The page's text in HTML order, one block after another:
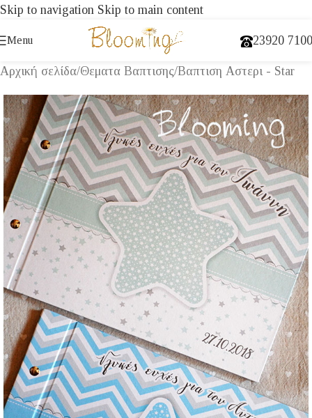
Skip to navigation Skip to main content
Menu 23920
Αρχική σελίδα/Θεματα Βαπτισης/Βαπτιση Αστερι - Star